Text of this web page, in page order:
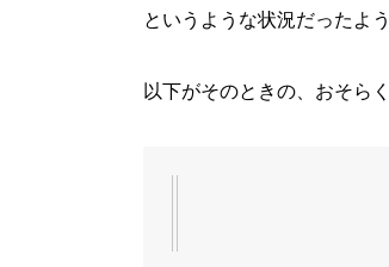
というような状況だったよう
以下がそのときの、おそら